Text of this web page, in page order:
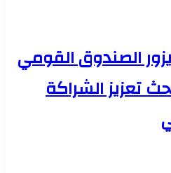
الصندوق القومي
تعزيز الشراكة